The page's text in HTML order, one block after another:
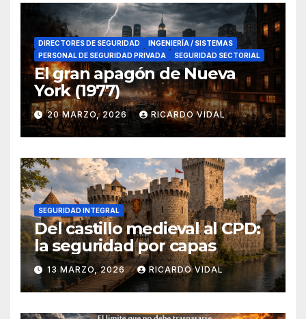
DIRECTORES DE SEGURIDAD
INGENIERÍA / SISTEMAS
PERSONAL DE SEGURIDAD PRIVADA
SEGURIDAD SECTORIAL
El gran apagón de Nueva
York (1977)
20 MARZO, 2026 RICARDO VIDAL
SEGURIDAD INTEGRAL
Del castillo medieval al CPD:
la seguridad por capas
13 MARZO, 2026 RICARDO VIDAL